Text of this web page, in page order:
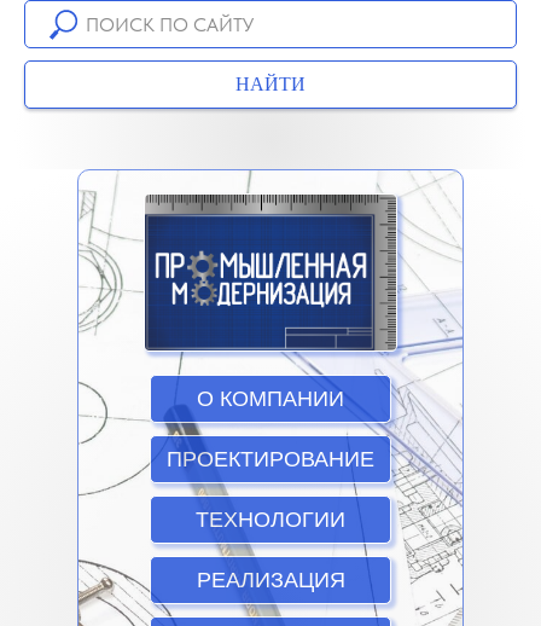
НАЙТИ
РЕАЛИЗАЦИЯ
ТЕХНОЛОГИИ
ПРОЕКТИРОВАНИЕ
О КОМПАНИИ